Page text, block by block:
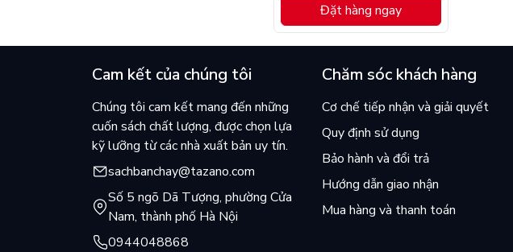
Đặt hàng ngay
Cam kết của chúng tôi
Chúng tôi cam kết mang đến những
cuốn sách chất lượng, được chọn lựa
kỹ lưỡng từ các nhà xuất bản uy tín.
sachbanchay@tazano.com
Số 5 ngõ Dã Tượng, phường Cửa
Nam, thành phố Hà Nội
0944048868
Chăm sóc khách hàng
Cơ chế tiếp nhận và giải quyết
Quy định sử dụng
Bảo hành và đổi trả
Hướng dẫn giao nhận
Mua hàng và thanh toán